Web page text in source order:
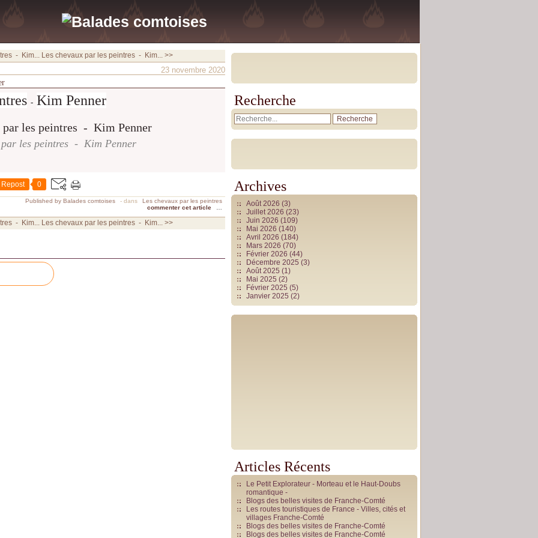
- Kim... Les chevaux par les peintres - Kim... >>
23 novembre 2020
- Kim Penner
par les peintres - Kim Penner
Repost 0
Published by Balades comtoises - dans
Les chevaux par les peintres
commenter cet article
- Kim... Les chevaux par les peintres - Kim... >>
Recherche
Archives
Août 2026 (3)
Juillet 2026 (23)
Juin 2026 (109)
Mai 2026 (140)
Avril 2026 (184)
Mars 2026 (70)
Février 2026 (44)
Décembre 2025 (3)
Août 2025 (1)
Mai 2025 (2)
Février 2025 (5)
Janvier 2025 (2)
Articles Récents
Le Petit Explorateur - Morteau et le Haut-Doubs
romantique -
Blogs des belles visites de Franche-Comté
Les routes touristiques de France - Villes, cités et
villages Franche-Comté
Blogs des belles visites de Franche-Comté
Blogs des belles visites de Franche-Comté